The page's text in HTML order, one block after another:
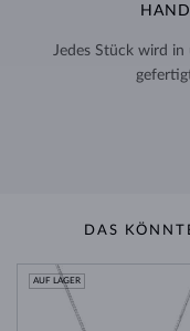
Jedes Stück wird in
DAS
AUF LAGER